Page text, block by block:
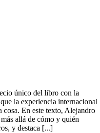
único del libro con la
la experiencia internacional
cosa. En este texto, Alejandro
allá de cómo y quién
y destaca [...]